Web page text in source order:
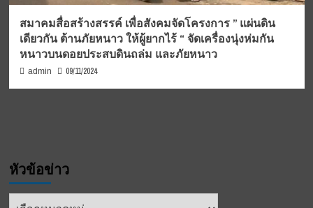
สมาคมสื่อสร้างสรรค์ เพื่อสังคมจัดโครงการ ” แผ่นดิน
เดียวกัน ต้านภัยหนาว ให้ผู้ยากไร้ “ จัดเครื่องนุ่งห่มกัน
หนาวบนดอยประสบดินถล่ม และภัยหนาว
admin 09/11/2024
หัวข้อข่าว
หัวข้อ